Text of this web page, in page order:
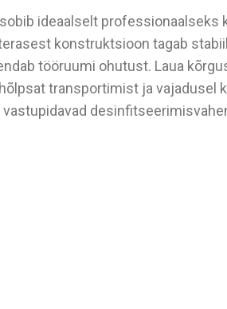
ideaalselt
konstruktsioon tagab
tööruumi ohutust. Laua
transportimist ja vajadusel